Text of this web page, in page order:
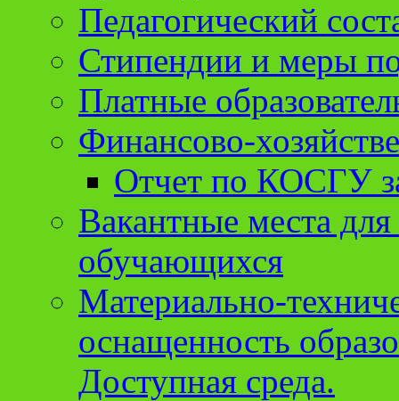
Педагогический
Стипендии и меры
Платные
Финансово-
Отчет по КОСГУ
Вакантные места
обучающихся
Материально-
оснащенность
Доступная среда.